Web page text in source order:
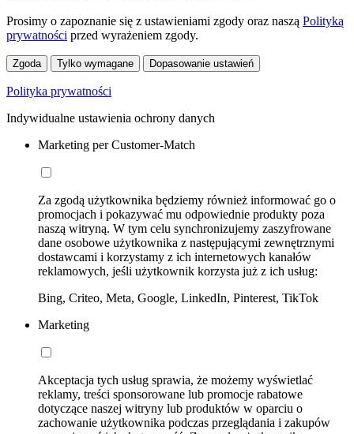
Prosimy o zapoznanie się z ustawieniami zgody oraz naszą Polityką
prywatności przed wyrażeniem zgody.
Zgoda Tylko wymagane Dopasowanie ustawień
Polityka prywatności
Indywidualne ustawienia ochrony danych
Marketing per Customer-Match
Za zgodą użytkownika będziemy również informować go o
promocjach i pokazywać mu odpowiednie produkty poza
naszą witryną. W tym celu synchronizujemy zaszyfrowane
dane osobowe użytkownika z następującymi zewnętrznymi
dostawcami i korzystamy z ich internetowych kanałów
reklamowych, jeśli użytkownik korzysta już z ich usług:
Bing, Criteo, Meta, Google, LinkedIn, Pinterest, TikTok
Marketing
Akceptacja tych usług sprawia, że możemy wyświetlać
reklamy, treści sponsorowane lub promocje rabatowe
dotyczące naszej witryny lub produktów w oparciu o
zachowanie użytkownika podczas przeglądania i zakupów